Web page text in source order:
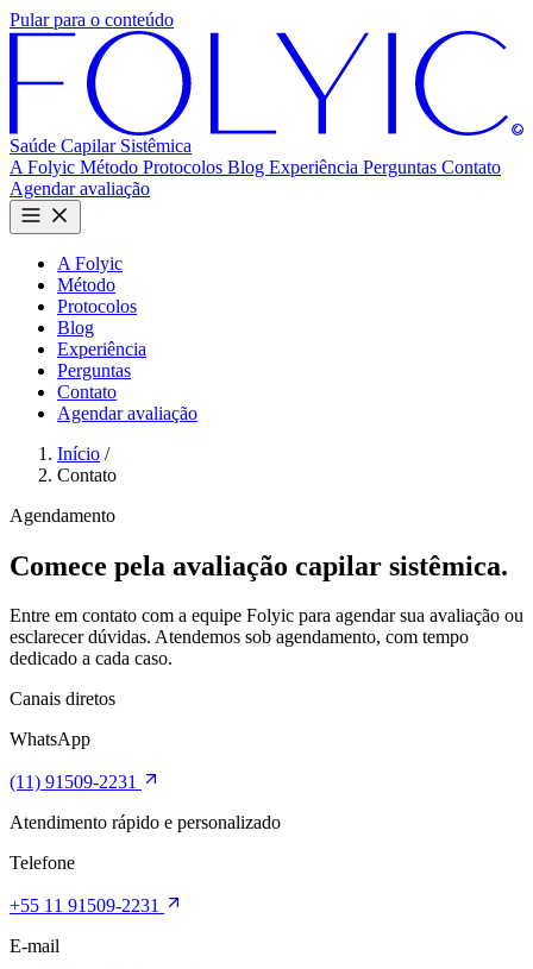
Pular para o conteúdo
Saúde Capilar Sistêmica
A Folyic Método Protocolos Blog Experiência Perguntas Contato
Agendar avaliação
A Folyic
Método
Protocolos
Blog
Experiência
Perguntas
Contato
Agendar avaliação
Início /
Contato
Agendamento
Comece pela avaliação capilar sistêmica.
Entre em contato com a equipe Folyic para agendar sua avaliação ou
esclarecer dúvidas. Atendemos sob agendamento, com tempo
dedicado a cada caso.
Canais diretos
WhatsApp
(11) 91509-2231
Atendimento rápido e personalizado
Telefone
+55 11 91509-2231
E-mail